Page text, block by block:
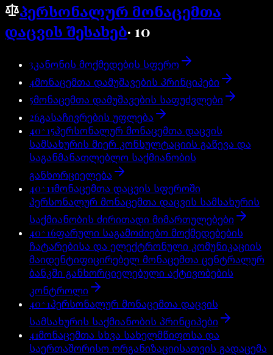
პერსონალურ მონაცემთა
დაცვის შესახებ·10
3კანონის მოქმედების სფერო
4მონაცემთა დამუშავების პრინციპები
5მონაცემთა დამუშავების საფუძვლები
26გასაჩივრების უფლება
40^15პერსონალურ მონაცემთა დაცვის
სამსახურის მიერ კონსულტაციის გაწევა და
საგანმანათლებლო საქმიანობის
განხორციელება
40^11მონაცემთა დაცვის სფეროში
პერსონალურ მონაცემთა დაცვის სამსახურის
საქმიანობის ძირითადი მიმართულებები
40^16ფარული საგამოძიებო მოქმედებების
ჩატარებისა და ელექტრონული კომუნიკაციის
მაიდენტიფიცირებელ მონაცემთა ცენტრალურ
ბანკში განხორციელებული აქტივობების
კონტროლი
40^1პერსონალურ მონაცემთა დაცვის
სამსახურის საქმიანობის პრინციპები
41მონაცემთა სხვა სახელმწიფოსა და
საერთაშორისო ორგანიზაციისათვის გადაცემა